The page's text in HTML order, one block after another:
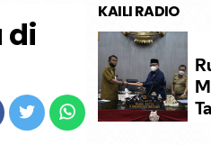
di
KAILI RADIO